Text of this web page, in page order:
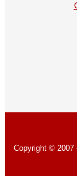
Copyright © 2007